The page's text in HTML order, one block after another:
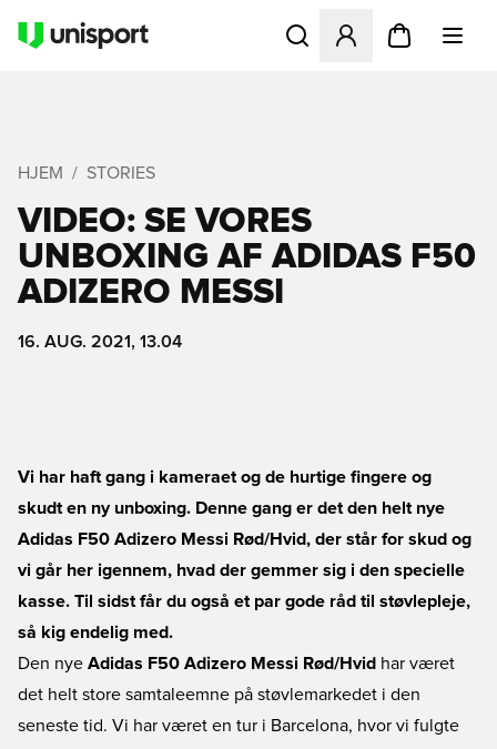
Åbner en Modal til at
HJEM STORIES
VIDEO: SE VORES
UNBOXING AF ADIDAS F50
ADIZERO MESSI
16. AUG. 2021, 13.04
Vi har haft gang i kameraet og de hurtige fingere og
skudt en ny unboxing. Denne gang er det den helt nye
Adidas F50 Adizero Messi Rød/Hvid, der står for skud og
vi går her igennem, hvad der gemmer sig i den specielle
kasse. Til sidst får du også et par gode råd til støvlepleje,
så kig endelig med.
Den nye Adidas F50 Adizero Messi Rød/Hvid har været
det helt store samtaleemne på støvlemarkedet i den
seneste tid. Vi har været en tur i Barcelona, hvor vi fulgte